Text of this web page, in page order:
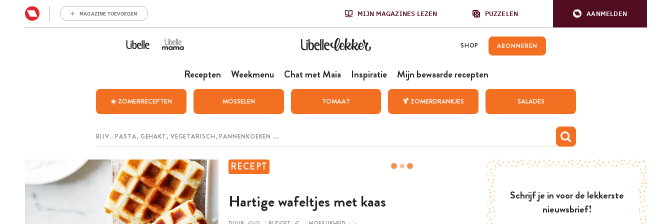
MAGAZINE TOEVOEGEN MIJN MAGAZINES LEZEN PUZZELEN AANMELDEN
SHOP ABONNEREN
Recepten Weekmenu Chat met Maia Inspiratie Mijn bewaarde recepten
☀️ ZOMERRECEPTEN MOSSELEN TOMAAT 🍹 ZOMERDRANKJES SALADES
RECEPT
Hartige wafeltjes met kaas
Schrijf je in voor de lekkerste
nieuwsbrief!